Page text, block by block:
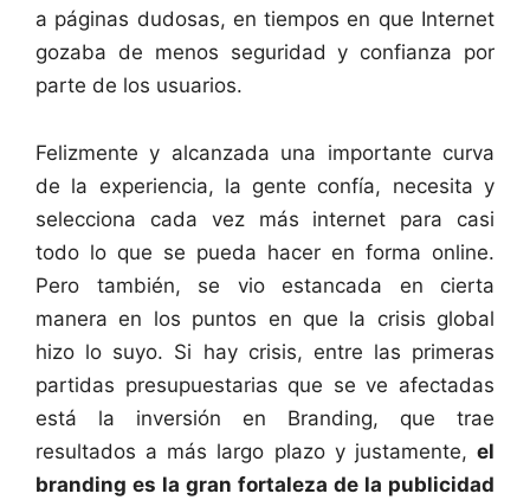
a páginas dudosas, en tiempos en que Internet
gozaba de menos seguridad y confianza por
parte de los usuarios.
Felizmente y alcanzada una importante curva
de la experiencia, la gente confía, necesita y
selecciona cada vez más internet para casi
todo lo que se pueda hacer en forma online.
Pero también, se vio estancada en cierta
manera en los puntos en que la crisis global
hizo lo suyo. Si hay crisis, entre las primeras
partidas presupuestarias que se ve afectadas
está la inversión en Branding, que trae
resultados a más largo plazo y justamente, el
branding es la gran fortaleza de la publicidad